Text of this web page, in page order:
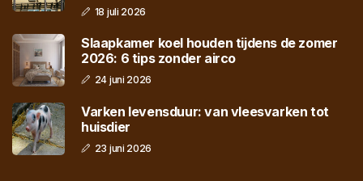
18 juli 2026
Slaapkamer koel houden tijdens de zomer
2026: 6 tips zonder airco
24 juni 2026
Varken levensduur: van vleesvarken tot
huisdier
23 juni 2026